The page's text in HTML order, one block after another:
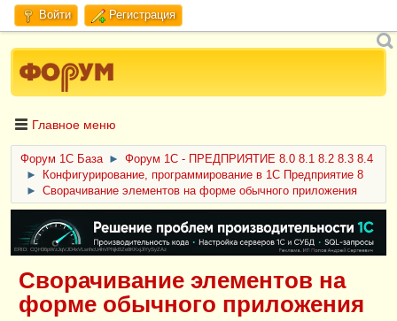
Войти Регистрация
Главное меню
Форум 1C База ►
Форум 1С - ПРЕДПРИЯТИЕ 8.0 8.1 8.2 8.3 8.4
►
Конфигурирование, программирование в 1С Предприятие 8
►
Сворачивание элементов на форме обычного приложения
ERID: CQH36pWzJqVJD4xVLsnhcU4hVPNjkBZe8KKxjJiYySyZAz
Сворачивание элементов на
форме обычного приложения